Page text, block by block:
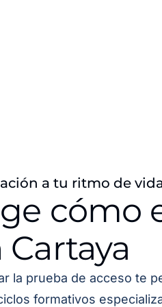
a tu ritmo de
cómo
Cartaya
la prueba de acceso te
formativos